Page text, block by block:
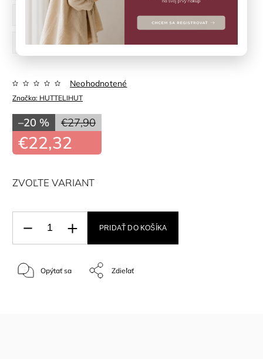
62 cm
68 cm 74 cm 80 cm
86 cm 92 cm
Značka: HUTTELIHUT
Neohodnotené
€27,90
–20 %
€22,32
ZVOĽTE VARIANT
PRIDAŤ DO KOŠÍKA
Opýtať sa Zdieľať